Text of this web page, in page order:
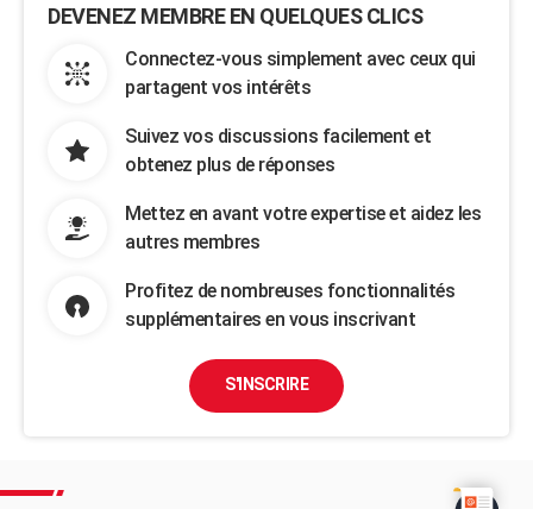
DEVENEZ MEMBRE EN QUELQUES CLICS
Connectez-vous simplement avec ceux qui
partagent vos intérêts
Suivez vos discussions facilement et
obtenez plus de réponses
Mettez en avant votre expertise et aidez les
autres membres
Profitez de nombreuses fonctionnalités
supplémentaires en vous inscrivant
S'INSCRIRE